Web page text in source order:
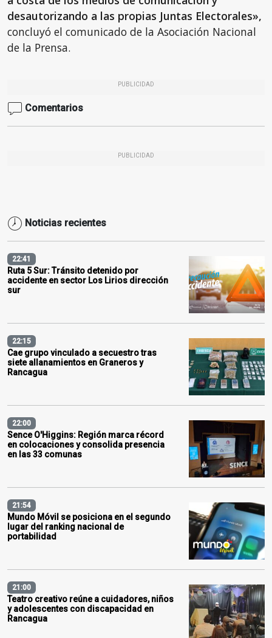
desautorizando a las propias Juntas Electorales»,
concluyó el comunicado de la Asociación Nacional
de la Prensa.
PUBLICIDAD
Comentarios
PUBLICIDAD
Noticias recientes
22:41
Ruta 5 Sur: Tránsito detenido por
accidente en sector Los Lirios dirección
sur
22:15
Cae grupo vinculado a secuestro tras
siete allanamientos en Graneros y
Rancagua
22:00
Sence O'Higgins: Región marca récord
en colocaciones y consolida presencia
en las 33 comunas
21:54
Mundo Móvil se posiciona en el segundo
lugar del ranking nacional de
portabilidad
21:00
Teatro creativo reúne a cuidadores, niños
y adolescentes con discapacidad en
Rancagua